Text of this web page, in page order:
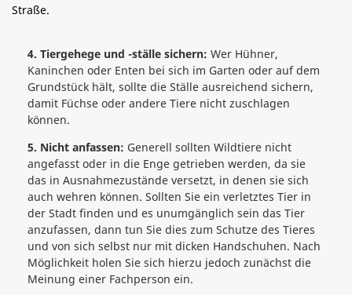
4. Tiergehege und -ställe sichern: Wer Hühner,
Kaninchen oder Enten bei sich im Garten oder auf dem
Grundstück hält, sollte die Ställe ausreichend sichern,
damit Füchse oder andere Tiere nicht zuschlagen
können.
5. Nicht anfassen: Generell sollten Wildtiere nicht
angefasst oder in die Enge getrieben werden, da sie
das in Ausnahmezustände versetzt, in denen sie sich
auch wehren können. Sollten Sie ein verletztes Tier in
der Stadt finden und es unumgänglich sein das Tier
anzufassen, dann tun Sie dies zum Schutze des Tieres
und von sich selbst nur mit dicken Handschuhen. Nach
Möglichkeit holen Sie sich hierzu jedoch zunächst die
Meinung einer Fachperson ein.